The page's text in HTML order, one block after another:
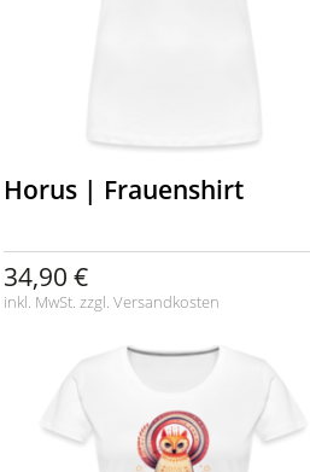
Horus | Frauenshirt
34,90 €
inkl. MwSt. zzgl. Versandkosten